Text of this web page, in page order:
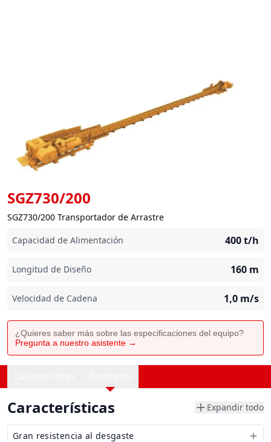
SGZ730/200
SGZ730/200 Transportador de Arrastre
Capacidad de Alimentación
400t/h
Longitud de Diseño 160 m
Velocidad de Cadena 1,0 m/s
¿Quieres saber más sobre las especificaciones del equipo?
Pregunta a nuestro asistente →
Características Expandir todo
Gran resistencia al desgaste